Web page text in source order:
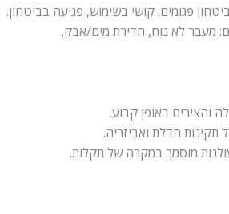
פגומים: קושי בשימוש, פגיעה בביטחון.
מעבר לא נוח, חדירת מים/אבק.
והצירים באופן קבוע.
הדלת ואביזריה.
מוסמך במקרה של תקלות.